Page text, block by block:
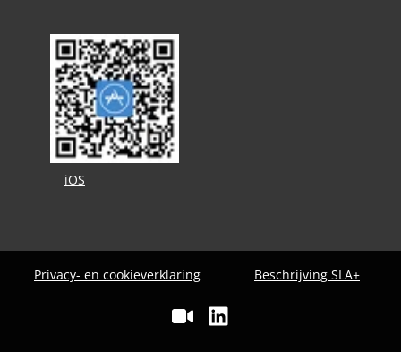
iOS
Privacy- en cookieverklaring Beschrijving SLA+